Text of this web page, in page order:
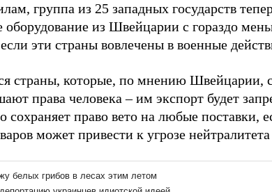
группа из 25 западных государств
оборудование из Швейцарии с гораздо
эти страны вовлечены в военные
страны, которые, по мнению Швейцарии,
права человека – им экспорт будет
сохраняет право вето на любые поставки,
может привести к угрозе